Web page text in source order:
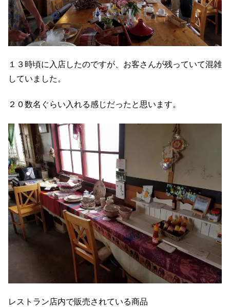
１３時頃に入店したのですが、お客さんが残っていて混雑
していました。
２０数名ぐらい入れる感じだったと思います。
レストラン店内で販売されている商品